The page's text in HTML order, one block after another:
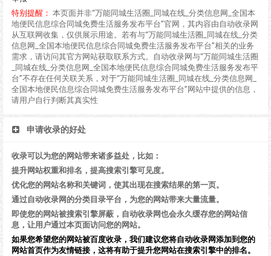
特别提醒： 本页面并非“万能同城生活圈_同城在线_分类信息网_全国本
地便民信息综合同城免费生活服务发布平台”官网，其内容由自动收录网
从互联网收集，仅供展示用途。若有与“万能同城生活圈_同城在线_分类
信息网_全国本地便民信息综合同城免费生活服务发布平台”相关的业务
需求，请访问其官方网站获取联系方式。自动收录网与“万能同城生活圈
_同城在线_分类信息网_全国本地便民信息综合同城免费生活服务发布平
台”不存在任何关联关系，对于“万能同城生活圈_同城在线_分类信息网_
全国本地便民信息综合同城免费生活服务发布平台”网站中提供的信息，
请用户自行判断其真实性
申请收录的好处
收录可以为您的网站带来诸多益处，比如：
提升网站权重和排名，提高搜索引擎可见度。
优化您的网站名称和关键词，使其出现在搜索结果的第一页。
通过自动收录网的分类目录平台，为您的网站带来大量流量。
即使您的网站被搜索引擎屏蔽，自动收录网也会永久缓存您的网站信
息，让用户通过本页面访问您的网站。
如果您希望您的网站被百度收录，我们建议您将自动收录网添加到您的
网站首页作为友情链接，这将有助于提升您网站在搜索引擎中的排名。